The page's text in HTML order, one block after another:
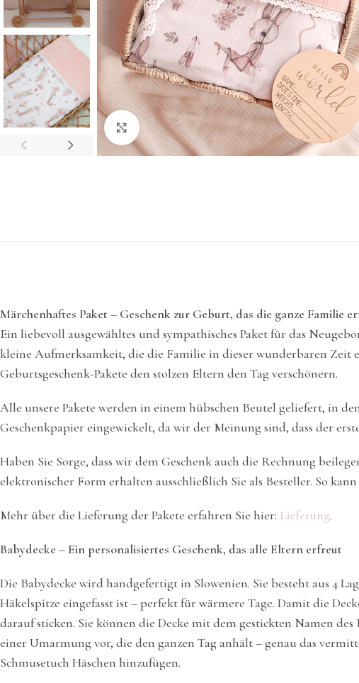
Klicken Sie hier, um zu vergrößern
Märchenhaftes Paket – Geschenk zur Geburt, das die ganze Familie
Ein liebevoll ausgewähltes und sympathisches Paket für das
kleine Aufmerksamkeit, die die Familie in dieser wunderbaren Zeit
Geburtsgeschenk-Pakete den stolzen Eltern den Tag verschönern.
Alle unsere Pakete werden in einem hübschen Beutel geliefert, in
Geschenkpapier eingewickelt, da wir der Meinung sind, dass der
Haben Sie Sorge, dass wir dem Geschenk auch die Rechnung
elektronischer Form erhalten ausschließlich Sie als Besteller. So
Mehr über die Lieferung der Pakete erfahren Sie hier: Lieferung.
Babydecke – Ein personalisiertes Geschenk, das alle Eltern erfreut
Die Babydecke wird handgefertigt in Slowenien. Sie besteht aus 4
Häkelspitze eingefasst ist – perfekt für wärmere Tage. Damit die
darauf sticken. Sie können die Decke mit dem gestickten Namen
einer Umarmung vor, die den ganzen Tag anhält – genau das
Schmusetuch Häschen hinzufügen.